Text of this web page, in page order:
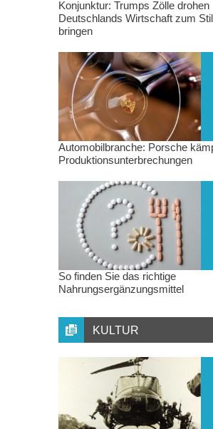
Konjunktur: Trumps Zölle drohen
Deutschlands Wirtschaft zum
bringen
Automobilbranche: Porsche
Produktionsunterbrechungen
So finden Sie das richtige
Nahrungsergänzungsmittel
KULTUR